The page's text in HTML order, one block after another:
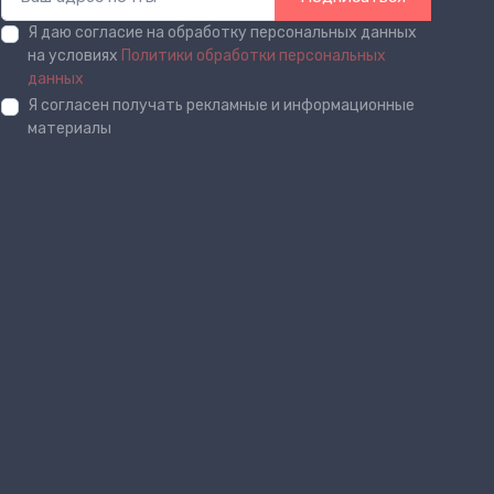
Я даю согласие на обработку персональных данных
на условиях Политики обработки персональных
данных
Я согласен получать рекламные и информационные
материалы